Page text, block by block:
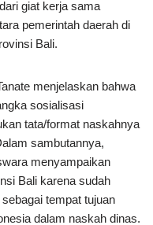
giat kerja sama
pemerintah daerah di
Bali.
menjelaskan bahwa
sosialisasi
tata/format naskahnya
sambutannya,
menyampaikan
Bali karena sudah
tempat tujuan
dalam naskah dinas.